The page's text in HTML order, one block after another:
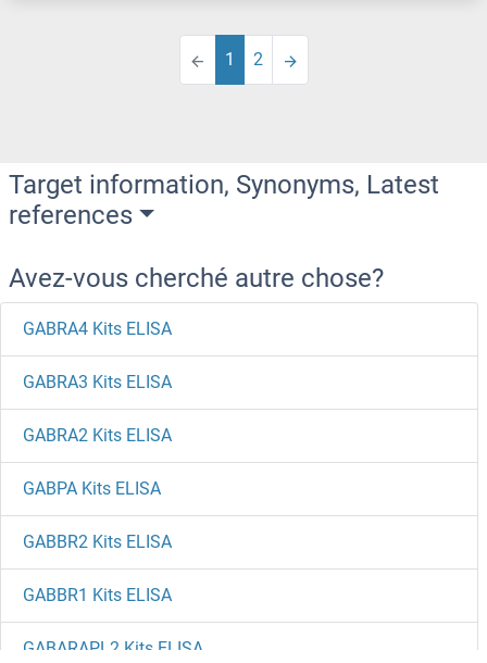
1 2
Target information, Synonyms, Latest
references
Avez-vous cherché autre chose?
GABRA4 Kits ELISA
GABRA3 Kits ELISA
GABRA2 Kits ELISA
GABPA Kits ELISA
GABBR2 Kits ELISA
GABBR1 Kits ELISA
GABARAPL2 Kits ELISA